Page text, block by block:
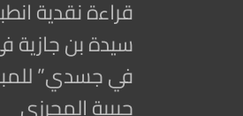
قراءة نقدية
سيدة بن جازية
في جسدي”
حبيبة المحرزي